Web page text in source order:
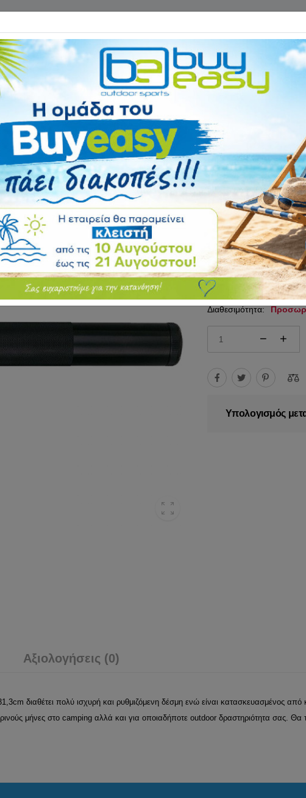
Αρχική ΕΙΔΗ CAMPING
Αρχική ΕΙΔΗ CAMPING
Φακός
Αξιολόγηση:
Κωδικός
47.90€ 55.00€
Διαθεσιμότητα:
Υπολογισμός
Αξιολογήσεις (0)
διαθέτει πολύ ισχυρή και ρυθμιζόμενη δέσμη ενώ είναι κατασκευασμένος
μήνες στο camping αλλά και για οποιαδήποτε outdoor δραστηριότητα σας. Θα